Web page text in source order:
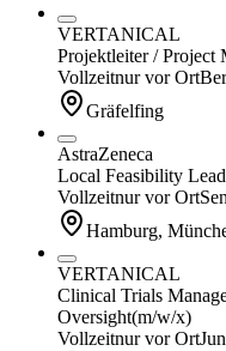
VERTANICAL
Projektleiter / Project
Vollzeitnur vor Ort
Gräfelfing
AstraZeneca
Local Feasibility
Vollzeitnur vor Ort
Hamburg,
VERTANICAL
Clinical Trials
Oversight(m/w/x)
Vollzeitnur vor Ort